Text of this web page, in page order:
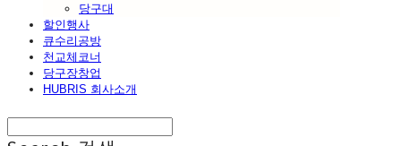
당구대
할인행사
큐수리공방
천교체코너
당구장창업
HUBRIS 회사소개